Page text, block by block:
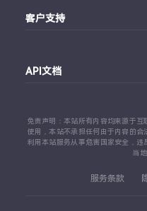
订单查询
Facebook账号购买
TikTok账号购买
客户支持
API文档
API 接口文档
代理对接文档
免责声明：本站所有内容均来源于互
使用，本站不承担任何由于内容的
利用本站服务从事危害国家安全，
当
服务条款